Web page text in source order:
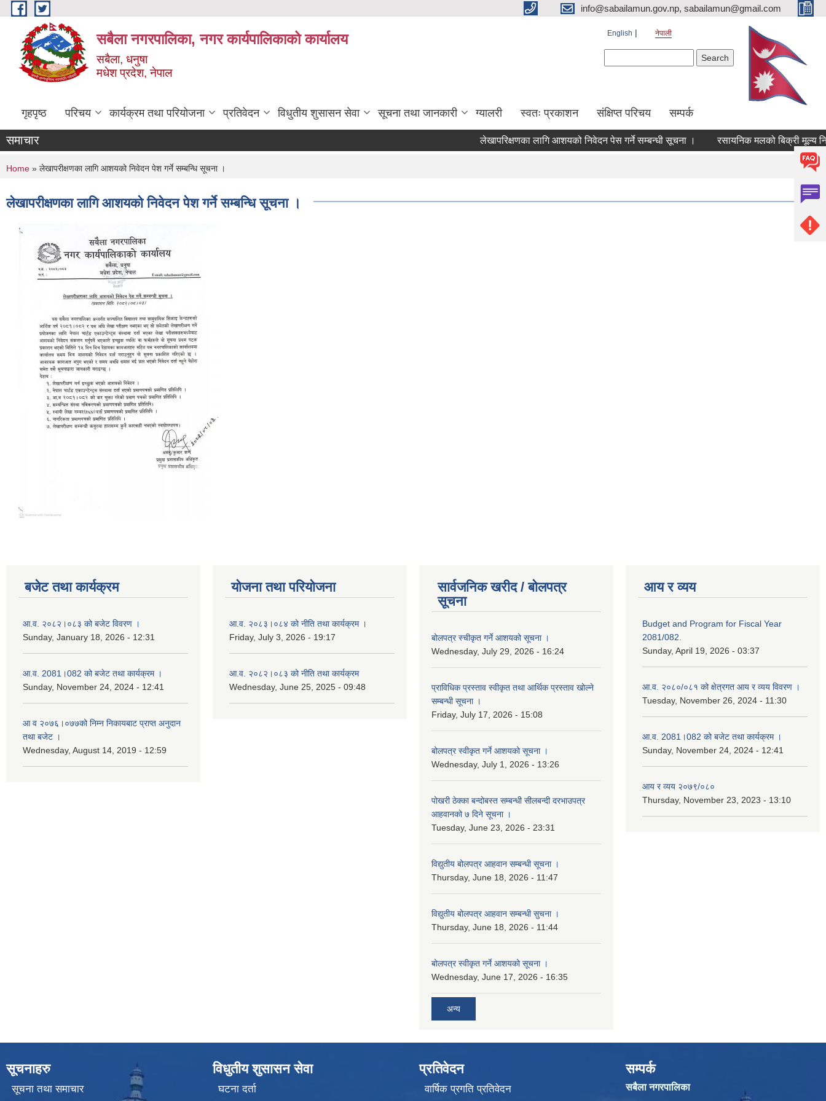
Skip to main content info@sabailamun.gov.np, sabailamun@gmail.com
सबैला नगरपालिका, नगर कार्यपालिकाको कार्यालय
सबैला, धनुषा
मधेश प्रदेश, नेपाल
English नेपाली
गृहपृष्ठ परिचय कार्यक्रम तथा परियोजना प्रतिवेदन विधुतीय शुसासन सेवा सूचना तथा जानकारी ग्यालरी स्वतः प्रकाशन संक्षिप्त परिचय सम्पर्क
समाचार लेखापरिक्षणका लागि आशयको निवेदन पेस गर्ने सम्बन्धी सूचना । रसायनिक मलको बिक्री मूल्य
You are here
Home » लेखापरीक्षणका लागि आशयको निवेदन पेश गर्ने सम्बन्धि सूचना ।
लेखापरीक्षणका लागि आशयको निवेदन पेश गर्ने सम्बन्धि सूचना ।
बजेट तथा कार्यक्रम
आ.व. २०८२।०८३ को बजेट विवरण ।
Sunday, January 18, 2026 - 12:31
आ.व. 2081।082 को बजेट तथा कार्यक्रम ।
Sunday, November 24, 2024 - 12:41
आ‌ व २०७६।०७७को निम्न निकायबाट प्राप्त अनुदान
तथा बजेट ।
Wednesday, August 14, 2019 - 12:59
योजना तथा परियोजना
आ.व. २०८३।०८४ को नीति तथा कार्यक्रम ।
Friday, July 3, 2026 - 19:17
आ.व. २०८२।०८३ को नीति तथा कार्यक्रम
Wednesday, June 25, 2025 - 09:48
सार्वजनिक खरीद / बोलपत्र
सूचना
बोलपत्र स्चीकृत गर्ने आशयको सूचना ।
Wednesday, July 29, 2026 - 16:24
प्राविधिक प्रस्ताव स्वीकृत तथा आर्थिक प्रस्ताव खोल्ने
सम्बन्धी सूचना ।
Friday, July 17, 2026 - 15:08
बोलपत्र स्वीकृत गर्ने आशयको सूचना ।
Wednesday, July 1, 2026 - 13:26
पोखरी ठेक्का बन्दोबस्त सम्बन्धी सीलबन्दी दरभाउपत्र
आहवानको ७ दिने सूचना ।
Tuesday, June 23, 2026 - 23:31
विद्युतीय बोलपत्र आहवान सम्बन्धी सूचना ।
Thursday, June 18, 2026 - 11:47
विद्युतीय बोलपत्र आहवान सम्बन्धी सुचना ।
Thursday, June 18, 2026 - 11:44
बोलपत्र स्वीकृत गर्ने आशयको सूचना ।
Wednesday, June 17, 2026 - 16:35
अन्य
आय र व्यय
Budget and Program for Fiscal Year
2081/082.
Sunday, April 19, 2026 - 03:37
आ.व. २०८०/०८१ को क्षेत्रगत आय र व्यय विवरण ।
Tuesday, November 26, 2024 - 11:30
आ.व. 2081।082 को बजेट तथा कार्यक्रम ।
Sunday, November 24, 2024 - 12:41
आय र व्यय २०७९/०८०
Thursday, November 23, 2023 - 13:10
सूचनाहरु
सूचना तथा समाचार
विधुतीय शुसासन सेवा
घटना दर्ता
प्रतिवेदन
वार्षिक प्रगति प्रतिवेदन
सम्पर्क
सबैला नगरपालिका